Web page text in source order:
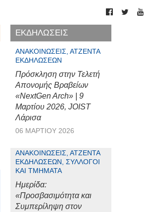
ΕΚΔΗΛΩΣΕΙΣ
ΑΝΑΚΟΙΝΏΣΕΙΣ, ΑΤΖΈΝΤΑ
ΕΚΔΗΛΏΣΕΩΝ
Πρόσκληση στην Τελετή
Απονομής Βραβείων
«NextGen Arch» | 9
Μαρτίου 2026, JOIST
Λάρισα
06 ΜΑΡΤΊΟΥ 2026
ΑΝΑΚΟΙΝΏΣΕΙΣ, ΑΤΖΈΝΤΑ
ΕΚΔΗΛΏΣΕΩΝ, ΣΎΛΛΟΓΟΙ
ΚΑΙ ΤΜΉΜΑΤΑ
Ημερίδα:
«Προσβασιμότητα και
Συμπερίληψη στον